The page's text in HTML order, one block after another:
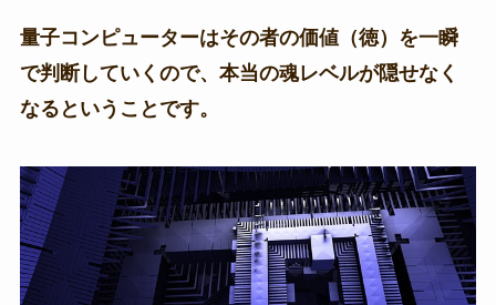
量子コンピューターはその者の価値（徳）を一瞬
で判断していくので、本当の魂レベルが隠せなく
なるということです。